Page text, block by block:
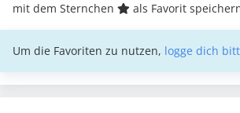
mit dem Sternchen
als Favorit
Um die Favoriten zu nutzen, logge dich